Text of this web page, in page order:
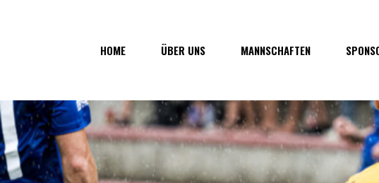
HOME ÜBER UNS
Über uns
Vorstand
MANNSCHAFTEN
1. Mannschaft
1b-Mannschaft